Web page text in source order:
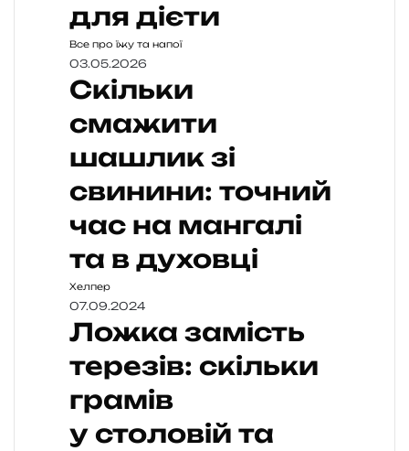
для дієти
Все про їжу та напої
03.05.2026
Скільки
смажити
шашлик зі
свинини: точний
час на мангалі
та в духовці
Хелпер
07.09.2024
Ложка замість
терезів: скільки
грамів
у столовій та